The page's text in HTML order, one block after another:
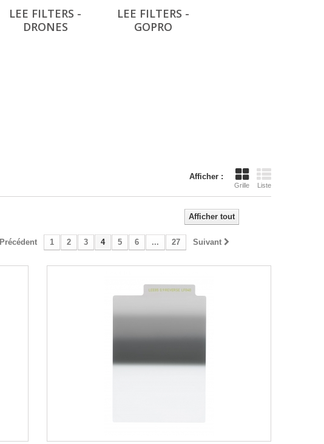
LEE FILTERS -
DRONES
LEE FILTERS -
GOPRO
Afficher :
Grille Liste
Afficher tout
Précédent 1 2 3 4 5 6 ... 27 Suivant